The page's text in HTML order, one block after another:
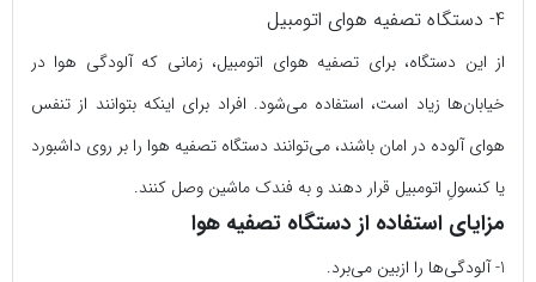
4- دستگاه تصفیه هوای اتومبیل
از این دستگاه، برای تصفیه هوای اتومبیل، زمانی‌ که آلودگی هوا در
خیابان‌ها زیاد است، استفاده می‌شود. افراد برای اینکه بتوانند از تنفس
هوای آلوده در امان باشند، می‌توانند دستگاه تصفیه هوا را بر روی داشبورد
یا کنسولِ اتومبیل قرار دهند و به فندک ماشین وصل کنند.
مزایای استفاده از دستگاه تصفیه هوا
1- آلودگی‌ها را ازبین می‌برد.